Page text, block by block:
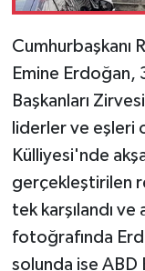
Cumhurbaşkanı
Emine
Başkanları
liderler ve eşleri
Külliyesi'nde
gerçekleştirilen
tek karşılandı
fotoğrafında
solunda ise ABD